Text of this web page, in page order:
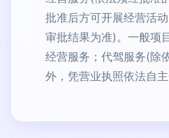
批准后方可开展经营活
审批结果为准)。一般项
经营服务；代驾服务(除
外，凭营业执照依法自主